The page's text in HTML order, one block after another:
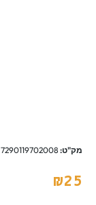
מק"ט: 7290119702008
₪25